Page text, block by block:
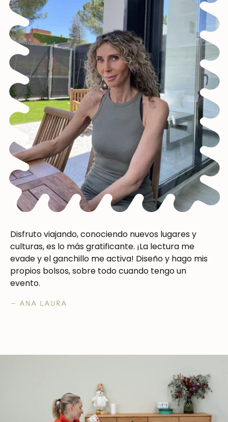
Disfruto viajando, conociendo nuevos lugares y
culturas, es lo más gratificante. ¡La lectura me
evade y el ganchillo me activa! Diseño y hago mis
propios bolsos, sobre todo cuando tengo un
evento.
— ANA LAURA